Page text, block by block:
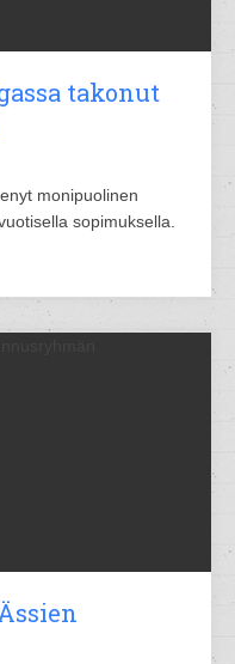
takonut
monipuolinen
sopimuksella.